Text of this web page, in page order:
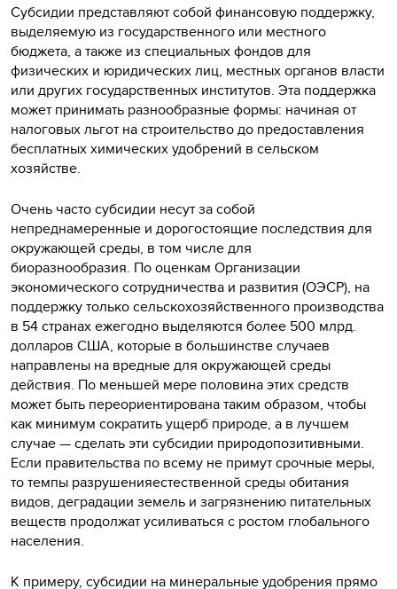
Субсидии представляют собой финансовую поддержку,
выделяемую из государственного или местного
бюджета, а также из специальных фондов для
физических и юридических лиц, местных органов власти
или других государственных институтов. Эта поддержка
может принимать разнообразные формы: начиная от
налоговых льгот на строительство до предоставления
бесплатных химических удобрений в сельском
хозяйстве.
Очень часто субсидии несут за собой
непреднамеренные и дорогостоящие последствия для
окружающей среды, в том числе для
биоразнообразия. По оценкам Организации
экономического сотрудничества и развития (ОЭСР), на
поддержку только сельскохозяйственного производства
в 54 странах ежегодно выделяются более 500 млрд.
долларов США, которые в большинстве случаев
направлены на вредные для окружающей среды
действия. По меньшей мере половина этих средств
может быть переориентирована таким образом, чтобы
как минимум сократить ущерб природе, а в лучшем
случае — сделать эти субсидии природопозитивными.
Если правительства по всему не примут срочные меры,
то темпы разрушенияестественной среды обитания
видов, деградации земель и загрязнению питательных
веществ продолжат усиливаться с ростом глобального
населения.
К примеру, субсидии на минеральные удобрения прямо